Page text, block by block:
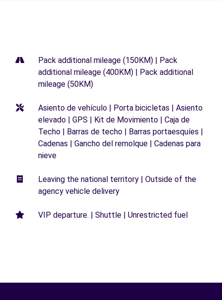
Pack additional mileage (150KM) | Pack
additional mileage (400KM) | Pack additional
mileage (50KM)
Asiento de vehículo | Porta bicicletas | Asiento
elevado | GPS | Kit de Movimiento | Caja de
Techo | Barras de techo | Barras portaesquíes |
Cadenas | Gancho del remolque | Cadenas para
nieve
Leaving the national territory | Outside of the
agency vehicle delivery
VIP departure. | Shuttle | Unrestricted fuel